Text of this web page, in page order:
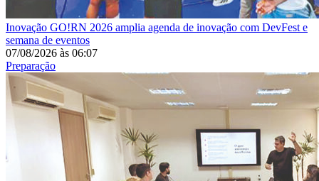
Inovação GO!RN 2026 amplia agenda de inovação com DevFest e
semana de eventos
07/08/2026 às 06:07
Preparação